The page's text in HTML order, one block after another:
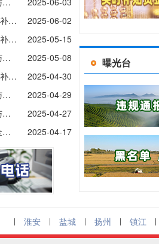
2025年5月31日滨海县农机购置补贴资金使用进度表
2025-06-02
2025年5月15日滨海县农机购置补贴资金使用进度表
2025-05-15
2025年度滨海县享受农机购置与应用补贴的购机者信息表（...
2025-05-08
2025年4月30日滨海县农机购置补贴资金使用进度表
2025-04-30
2025年度滨海县享受农机购置与应用补贴的购机者信息表（...
2025-04-29
2025年度滨海县享受农机购置与应用补贴的购机者信息表（...
2025-04-27
2025年滨海县农机购置补贴资金规模
2025-04-17
曝光台
| 淮安 | 盐城 | 扬州 | 镇江 |